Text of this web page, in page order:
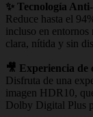
✨ Tecnología
Reduce hasta el
incluso en
clara, nítida y sin
🎥 Experiencia
Disfruta de una
imagen HDR10,
Dolby Digital Plus